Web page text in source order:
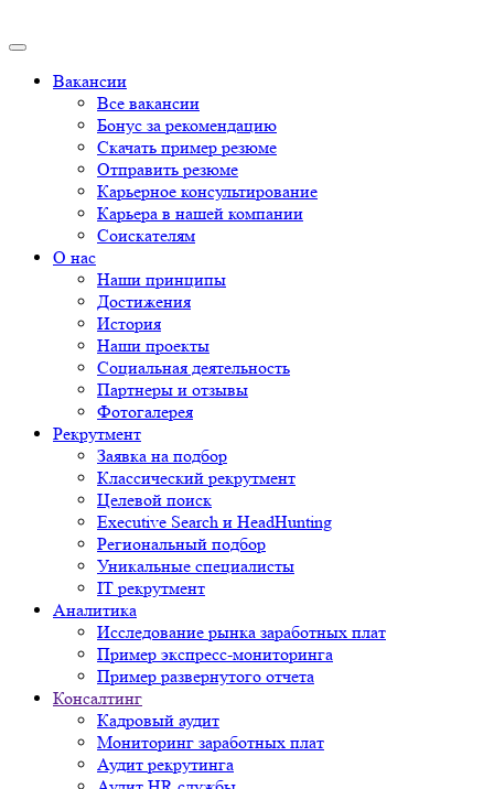
Вакансии
Все вакансии
Бонус за рекомендацию
Скачать пример резюме
Отправить резюме
Карьерное консультирование
Карьера в нашей компании
Соискателям
О нас
Наши принципы
Достижения
История
Наши проекты
Социальная деятельность
Партнеры и отзывы
Фотогалерея
Рекрутмент
Заявка на подбор
Классический рекрутмент
Целевой поиск
Executive Search и HeadHunting
Региональный подбор
Уникальные специалисты
IT рекрутмент
Аналитика
Исследование рынка заработных плат
Пример экспресс-мониторинга
Пример развернутого отчета
Консалтинг
Кадровый аудит
Мониторинг заработных плат
Аудит рекрутинга